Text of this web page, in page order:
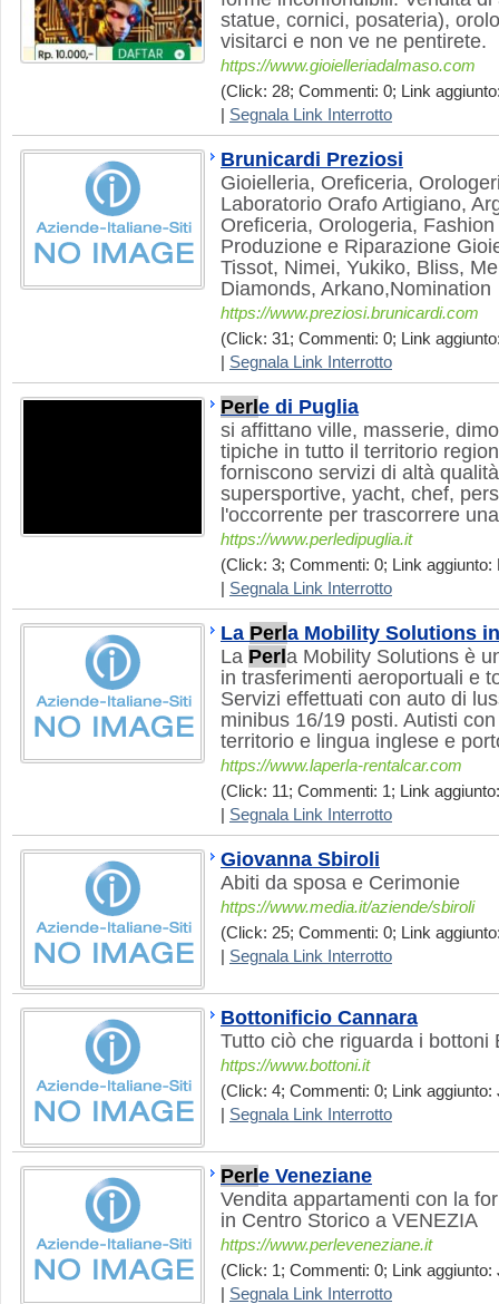
statue, cornici, posateria),
visitarci e non ve ne pentirete.
https://www.gioielleriadalmaso.com
(Click: 28; Commenti: 0; Link
Segnala Link Interrotto
Brunicardi Preziosi
Gioielleria, Oreficeria,
Laboratorio Orafo Artigiano,
Oreficeria, Orologeria,
Produzione e Riparazione
Tissot, Nimei, Yukiko, Bliss,
Diamonds, Arkano,Nomination
https://www.preziosi.brunicardi.com
(Click: 31; Commenti: 0; Link
Segnala Link Interrotto
Perl e di Puglia
si affittano ville, masserie,
tipiche in tutto il territorio
forniscono servizi di altà
supersportive, yacht, chef,
l'occorrente per trascorrere
https://www.perledipuglia.it
(Click: 3; Commenti: 0; Link aggiunto:
Segnala Link Interrotto
La Perl a Mobility Solutions
La Perl a Mobility Solutions è
in trasferimenti aeroportuali e
Servizi effettuati con auto di
minibus 16/19 posti. Autisti
territorio e lingua inglese e
https://www.laperla-rentalcar.com
(Click: 11; Commenti: 1; Link
Segnala Link Interrotto
Giovanna Sbiroli
Abiti da sposa e Cerimonie
https://www.media.it/aziende/sbiroli
(Click: 25; Commenti: 0; Link
Segnala Link Interrotto
Bottonificio Cannara
Tutto ciò che riguarda i bottoni
https://www.bottoni.it
(Click: 4; Commenti: 0; Link aggiunto:
Segnala Link Interrotto
Perl e Veneziane
Vendita appartamenti con la
in Centro Storico a VENEZIA
https://www.perleveneziane.it
(Click: 1; Commenti: 0; Link aggiunto:
Segnala Link Interrotto